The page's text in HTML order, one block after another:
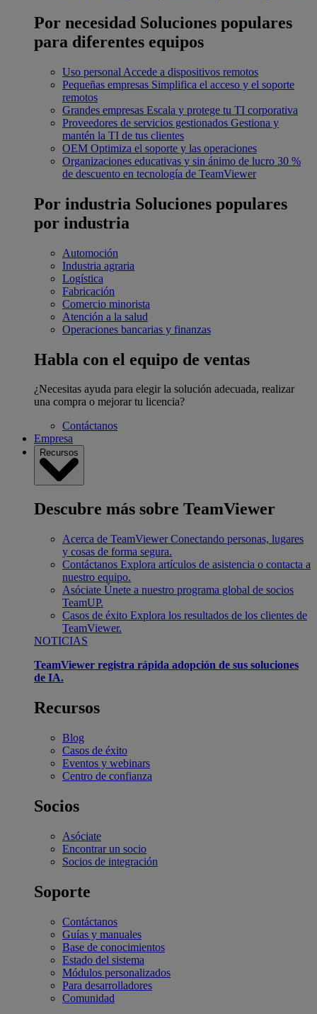
Por necesidad Soluciones populares
para diferentes equipos
Uso personal Accede a dispositivos remotos
Pequeñas empresas Simplifica el acceso y el soporte
remotos
Grandes empresas Escala y protege tu TI corporativa
Proveedores de servicios gestionados Gestiona y
mantén la TI de tus clientes
OEM Optimiza el soporte y las operaciones
Organizaciones educativas y sin ánimo de lucro 30 %
de descuento en tecnología de TeamViewer
Por industria Soluciones populares
por industria
Automoción
Industria agraria
Logística
Fabricación
Comercio minorista
Atención a la salud
Operaciones bancarias y finanzas
Habla con el equipo de ventas
¿Necesitas ayuda para elegir la solución adecuada, realizar
una compra o mejorar tu licencia?
Contáctanos
Empresa
Recursos
Descubre más sobre TeamViewer
Acerca de TeamViewer Conectando personas, lugares
y cosas de forma segura.
Contáctanos Explora artículos de asistencia o contacta a
nuestro equipo.
Asóciate Únete a nuestro programa global de socios
TeamUP.
Casos de éxito Explora los resultados de los clientes de
TeamViewer.
NOTICIAS
TeamViewer registra rápida adopción de sus soluciones
de IA.
Recursos
Blog
Casos de éxito
Eventos y webinars
Centro de confianza
Socios
Asóciate
Encontrar un socio
Socios de integración
Soporte
Contáctanos
Guías y manuales
Base de conocimientos
Estado del sistema
Módulos personalizados
Para desarrolladores
Comunidad